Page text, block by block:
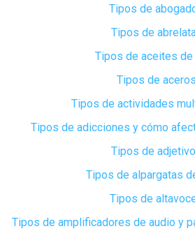
Tipos de
Tipos de
Tipos de aceites de
Tipos de aceros
Tipos de actividades
Tipos de adicciones y cómo
Tipos de
Tipos de alpargatas
Tipos de
Tipos de amplificadores de audio y